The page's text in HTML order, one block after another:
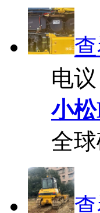
电议
小
全